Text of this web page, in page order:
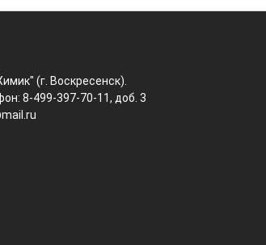
(г. Воскресенск).
8-499-397-70-11, доб. 3